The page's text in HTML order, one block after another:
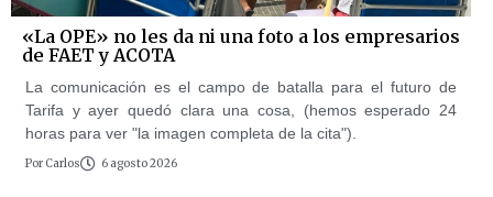
«La OPE» no les da ni una foto a los empresarios
de FAET y ACOTA
La comunicación es el campo de batalla para el futuro de
Tarifa y ayer quedó clara una cosa, (hemos esperado 24
horas para ver "la imagen completa de la cita").
Por Carlos 6 agosto 2026